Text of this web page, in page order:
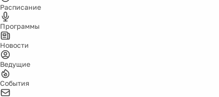
Расписание
Программы
Новости
Ведущие
События